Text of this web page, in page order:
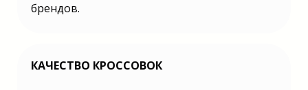
брендов.
КАЧЕСТВО КРОССОВОК
Не знаете какой бизнес открыть в